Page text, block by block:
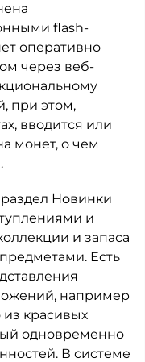
flash-
оперативно
через веб-
при этом,
вводится или
монет, о чем
Новинки
и
и запаса
Есть
например
из красивых
одновременно
В системе